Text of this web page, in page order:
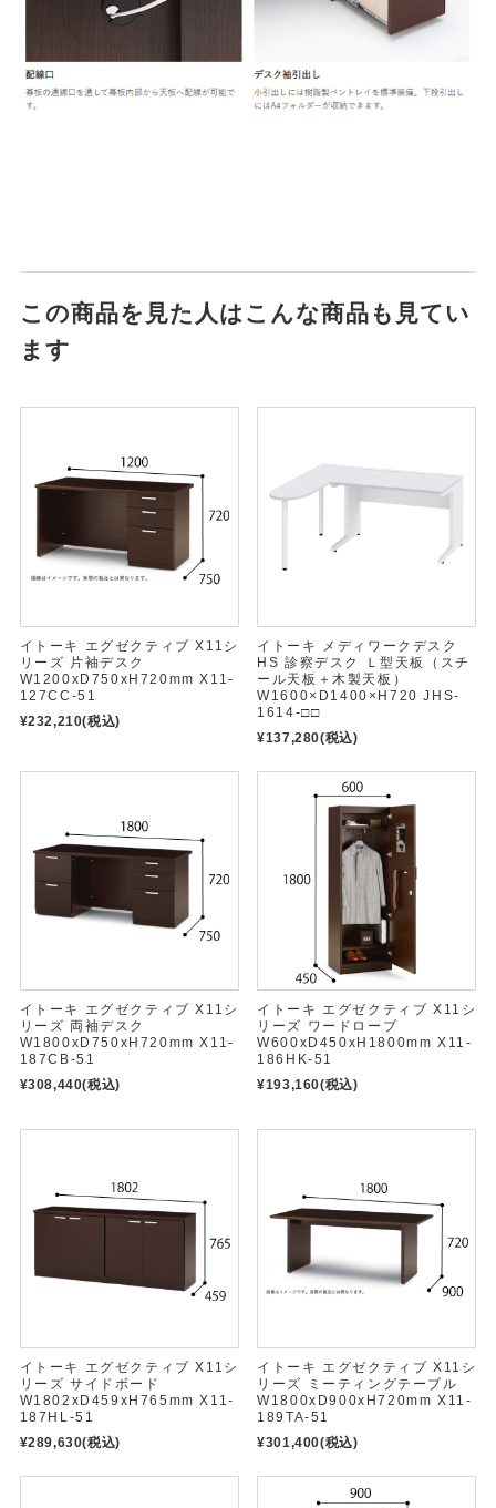
この商品を見た人はこんな商品も見てい
ます
イトーキ エグゼクティブ X11シ
リーズ 片袖デスク
W1200xD750xH720mm X11-
127CC-51
¥232,210(税込)
イトーキ メディワークデスク
HS 診察デスク Ｌ型天板（スチ
ール天板＋木製天板）
W1600×D1400×H720 JHS-
1614-□□
¥137,280(税込)
イトーキ エグゼクティブ X11シ
リーズ 両袖デスク
W1800xD750xH720mm X11-
187CB-51
¥308,440(税込)
イトーキ エグゼクティブ X11シ
リーズ ワードローブ
W600xD450xH1800mm X11-
186HK-51
¥193,160(税込)
イトーキ エグゼクティブ X11シ
リーズ サイドボード
W1802xD459xH765mm X11-
187HL-51
¥289,630(税込)
イトーキ エグゼクティブ X11シ
リーズ ミーティングテーブル
W1800xD900xH720mm X11-
189TA-51
¥301,400(税込)